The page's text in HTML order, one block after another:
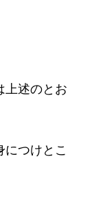
上述のとお
つけとこ